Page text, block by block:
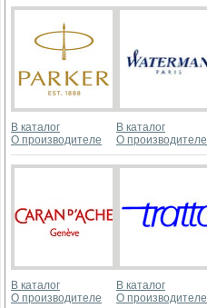
В каталог
О производителе
В каталог
О производителе
В каталог
О производителе
В каталог
О производителе